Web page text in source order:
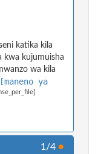
katika kila
kwa kujumuisha
wa kila
ya
1/4 ●